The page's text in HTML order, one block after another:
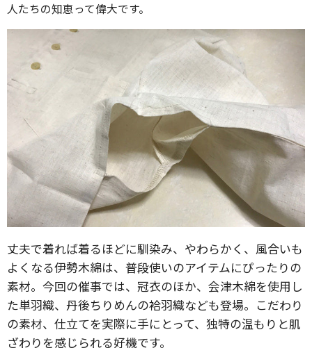
人たちの知恵って偉大です。
丈夫で着れば着るほどに馴染み、やわらかく、風合いも
よくなる伊勢木綿は、普段使いのアイテムにぴったりの
素材。今回の催事では、冠衣のほか、会津木綿を使用し
た単羽織、丹後ちりめんの袷羽織なども登場。こだわり
の素材、仕立てを実際に手にとって、独特の温もりと肌
ざわりを感じられる好機です。